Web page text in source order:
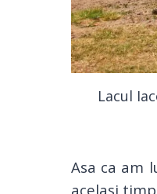
Lacul
Asa ca am
acelasi